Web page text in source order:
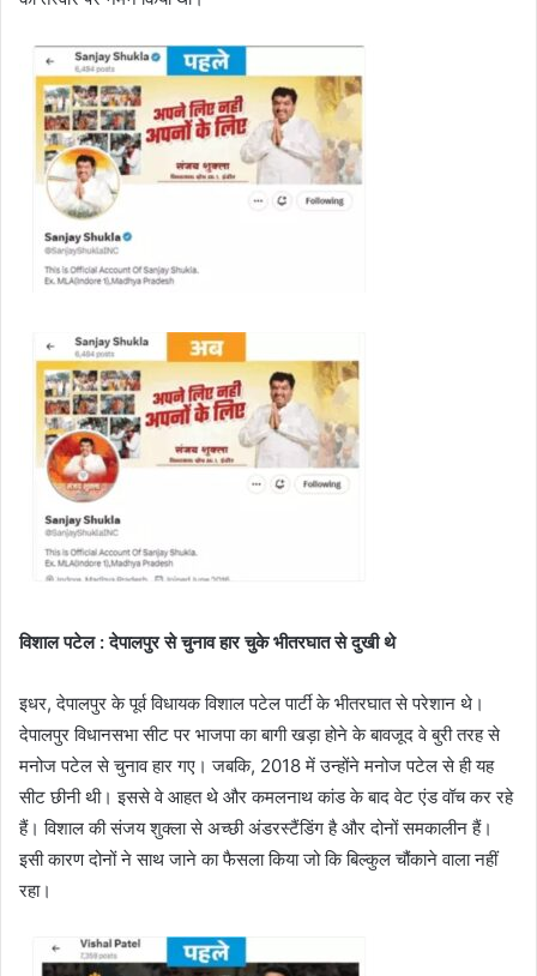
विशाल पटेल : देपालपुर से चुनाव हार चुके भीतरघात से दुखी थे
इधर, देपालपुर के पूर्व विधायक विशाल पटेल पार्टी के भीतरघात से परेशान थे।
देपालपुर विधानसभा सीट पर भाजपा का बागी खड़ा होने के बावजूद वे बुरी तरह से
मनोज पटेल से चुनाव हार गए। जबकि, 2018 में उन्होंने मनोज पटेल से ही यह
सीट छीनी थी। इससे वे आहत थे और कमलनाथ कांड के बाद वेट एंड वॉच कर रहे
हैं। विशाल की संजय शुक्ला से अच्छी अंडरस्टैंडिंग है और दोनों समकालीन हैं।
इसी कारण दोनों ने साथ जाने का फैसला किया जो कि बिल्कुल चौंकाने वाला नहीं
रहा।